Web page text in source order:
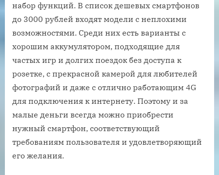
набор функций. В список дешевых смартфонов
до 3000 рублей входят модели с неплохими
возможностями. Среди них есть варианты с
хорошим аккумулятором, подходящие для
частых игр и долгих поездок без доступа к
розетке, с прекрасной камерой для любителей
фотографий и даже с отлично работающим 4G
для подключения к интернету. Поэтому и за
малые деньги всегда можно приобрести
нужный смартфон, соответствующий
требованиям пользователя и удовлетворяющий
его желания.